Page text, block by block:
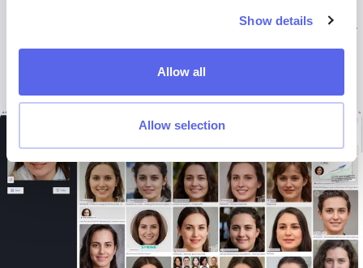
Show details
Allow all
Allow selection
にアクセスし、メインページに画像をアップロー
ドします。